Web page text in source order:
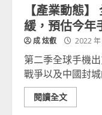
【產業動態
緩，預估今年
成 炫叡 2022 年
第二季全球手機
戰爭以及中國封
閱讀全文